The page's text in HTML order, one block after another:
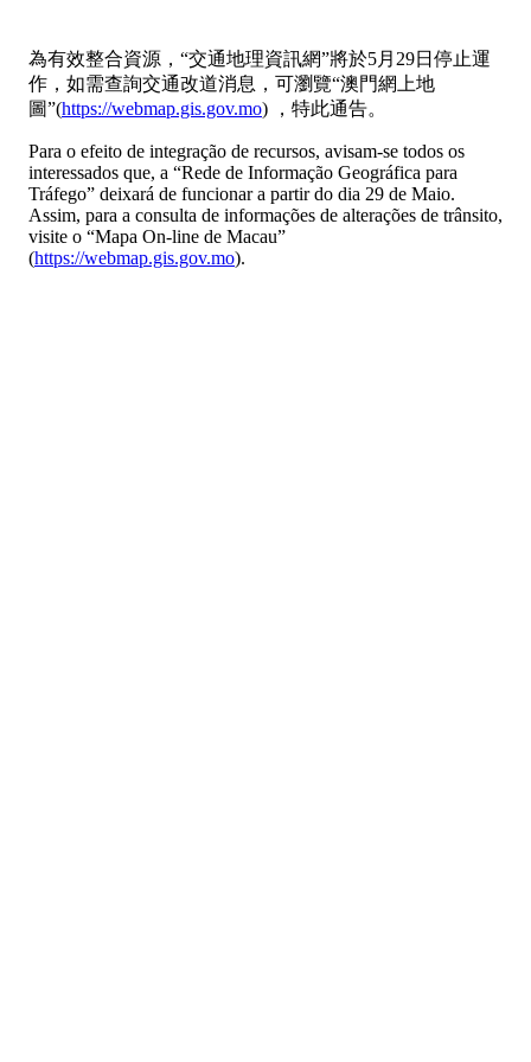
為有效整合資源，“交通地理資訊網”將於5月29日停止運
作，如需查詢交通改道消息，可瀏覽“澳門網上地
圖”(https://webmap.gis.gov.mo) ，特此通告。
Para o efeito de integração de recursos, avisam-se todos os
interessados que, a “Rede de Informação Geográfica para
Tráfego” deixará de funcionar a partir do dia 29 de Maio.
Assim, para a consulta de informações de alterações de trânsito,
visite o “Mapa On-line de Macau”
(https://webmap.gis.gov.mo).